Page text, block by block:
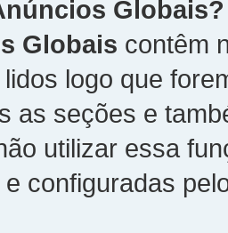
Globais?
Globais contêm
logo que
as seções e
utilizar essa
e configuradas